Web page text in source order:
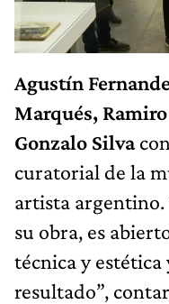
Agustín
Marqués,
Gonzalo Silva
curatorial de la
artista argentino.
su obra, es
técnica y estética
resultado”,